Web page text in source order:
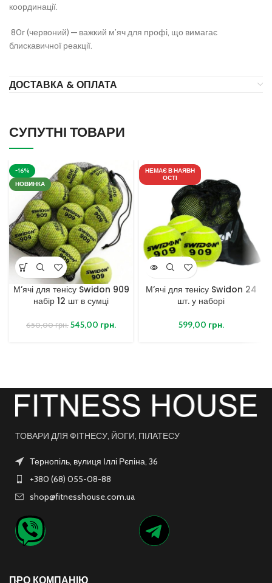
координації.
80г (червоний) — важкий м’яч для профі, що вимагає
блискавичної реакції.
ДОСТАВКА & ОПЛАТА
СУПУТНІ ТОВАРИ
-16%
НОВИНКА
М’ячі для тенісу Swidon 909
набір 12 шт в сумці
650,00грн. 545,00 грн.
НЕМАЄ В НАЯВН
ОСТІ
М’ячі для тенісу Swidon 24
шт. у наборі
599,00 грн.
ТОВАРИ ДЛЯ ФІТНЕСУ, ЙОГИ, ПІЛАТЕСУ
Тернопіль, вулиця Іллі Рєпіна, 36
+380 (68) 055-08-88
shop@fitnesshouse.com.ua